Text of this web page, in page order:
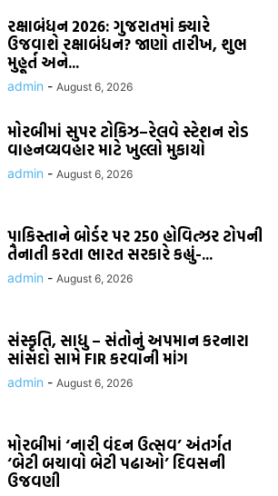
રક્ષાબંધન 2026: ગુજરાતમાં ક્યારે
ઉજવાશે રક્ષાબંધન? જાણો તારીખ, શુભ
મુહૂર્ત અને...
admin - August 6, 2026
મોરબીમાં સુપર ટોકિઝ–રેલવે સ્ટેશન રોડ
વાહનવ્યવહાર માટે ખુલ્લો મુકાયો
admin - August 6, 2026
પાકિસ્તાને બોર્ડર પર 250 હોવિત્ઝર ટોપની
તૈનાતી કરતા ભારત સરકારે કહ્યું-...
admin - August 6, 2026
સંસ્કૃતિ, સાધુ – સંતોનું અપમાન કરનારા
સાંસદો સામે FIR કરવાની માંગ
admin - August 6, 2026
મોરબીમાં ‘નારી વંદન ઉત્સવ’ અંતર્ગત
‘બેટી બચાવો બેટી પઢાઓ’ દિવસની
ઉજવણી